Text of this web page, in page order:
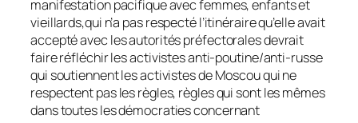
manifestation pacifique avec femmes, enfants et
vieillards,qui n’a pas respecté l’itinéraire qu’elle avait
accepté avec les autorités préfectorales devrait
faire réfléchir les activistes anti-poutine/anti-russe
qui soutiennent les activistes de Moscou qui ne
respectent pas les règles, règles qui sont les mêmes
dans toutes les démocraties concernant